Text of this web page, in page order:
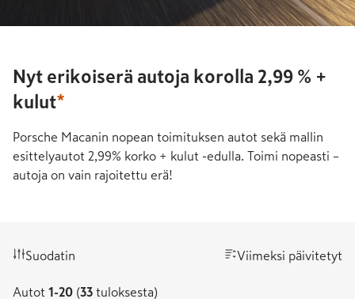
Nyt erikoiserä autoja korolla 2,99 % +
kulut*
Porsche Macanin nopean toimituksen autot sekä mallin
esittelyautot 2,99% korko + kulut -edulla. Toimi nopeasti –
autoja on vain rajoitettu erä!
Suodatin Viimeksi päivitetyt
Autot
Autot 1 -20 (33 tuloksesta)